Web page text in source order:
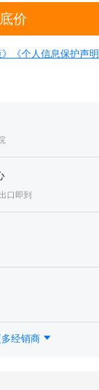
《个人信息保护声
口即到
经销商